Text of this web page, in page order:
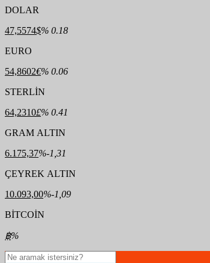
DOLAR
47,5574$% 0.18
EURO
54,8602€% 0.06
STERLİN
64,2310£% 0.41
GRAM ALTIN
6.175,37%-1,31
ÇEYREK ALTIN
10.093,00%-1,09
BİTCOİN
฿%